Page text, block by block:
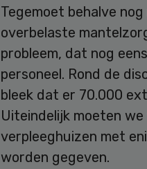
Tegemoet behalve
overbelaste
probleem, dat nog
personeel. Rond de
bleek dat er 70.000
Uiteindelijk moeten
verpleeghuizen met
worden gegeven.